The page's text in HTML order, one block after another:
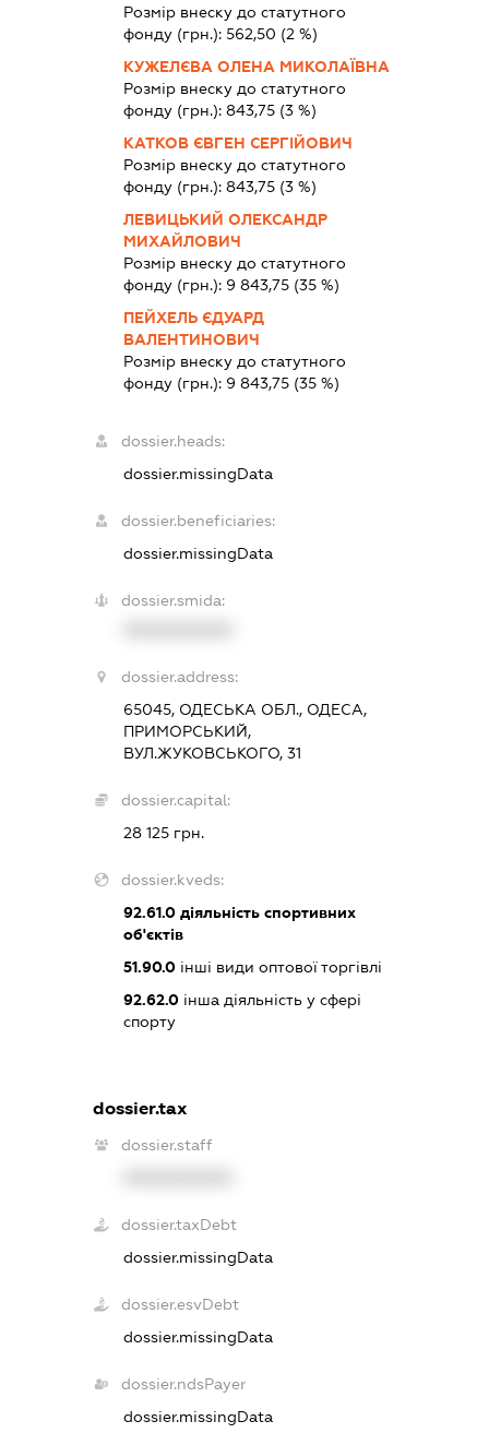
Розмір внеску до статутного
фонду (грн.):562,50 (2 %)
КУЖЕЛЄВА ОЛЕНА МИКОЛАЇВНА
Розмір внеску до статутного
фонду (грн.):843,75 (3 %)
КАТКОВ ЄВГЕН СЕРГІЙОВИЧ
Розмір внеску до статутного
фонду (грн.):843,75 (3 %)
ЛЕВИЦЬКИЙ ОЛЕКСАНДР
МИХАЙЛОВИЧ
Розмір внеску до статутного
фонду (грн.): 9 843,75 (35 %)
ПЕЙХЕЛЬ ЄДУАРД
ВАЛЕНТИНОВИЧ
Розмір внеску до статутного
фонду (грн.): 9 843,75 (35 %)
dossier.heads:
dossier.missingData
dossier.beneficiaries:
dossier.missingData
dossier.smida:
dossier.address:
65045, ОДЕСЬКА ОБЛ., ОДЕСА,
ПРИМОРСЬКИЙ,
ВУЛ.ЖУКОВСЬКОГО, 31
dossier.capital:
28 125 грн.
dossier.kveds:
92.61.0 діяльність спортивних
об'єктів
51.90.0 інші види оптової торгівлі
92.62.0 інша діяльність у сфері
спорту
dossier.tax
dossier.staff
dossier.taxDebt
dossier.missingData
dossier.esvDebt
dossier.missingData
dossier.ndsPayer
dossier.missingData